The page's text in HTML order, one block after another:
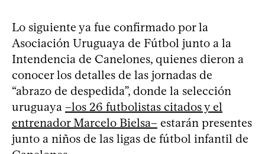
Lo siguiente ya fue confirmado por la
Asociación Uruguaya de Fútbol junto a la
Intendencia de Canelones, quienes dieron a
conocer los detalles de las jornadas de
“abrazo de despedida”, donde la selección
uruguaya –los 26 futbolistas citados y el
entrenador Marcelo Bielsa– estarán presentes
junto a niños de las ligas de fútbol infantil de